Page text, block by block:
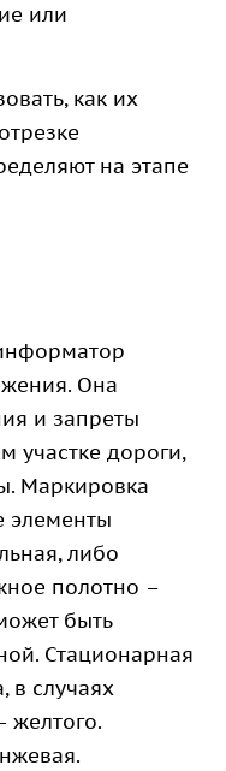
или
как их
на этапе
Она
и запреты
участке дороги,
Маркировка
элементы
либо
полотно –
быть
Стационарная
в случаях
желтого.